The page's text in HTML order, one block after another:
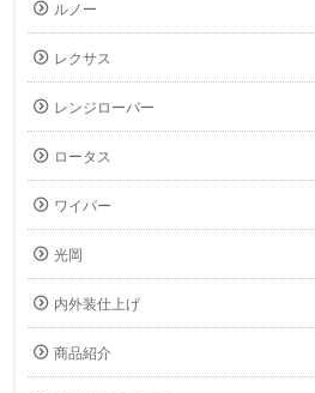
ルノー
レクサス
レンジローバー
ロータス
ワイパー
光岡
内外装仕上げ
商品紹介